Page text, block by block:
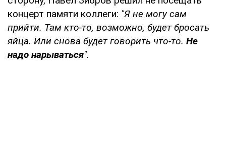
концерт памяти коллеги: "Я не могу сам
прийти. Там кто-то, возможно, будет бросать
яйца. Или снова будет говорить что-то. Не
надо нарываться".